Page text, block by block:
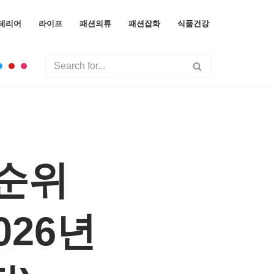
리어 라이프 패션의류 패션잡화 식품건강
위
년